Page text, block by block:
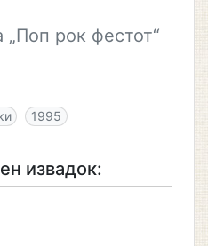
рок фестот“
1995
извадок: